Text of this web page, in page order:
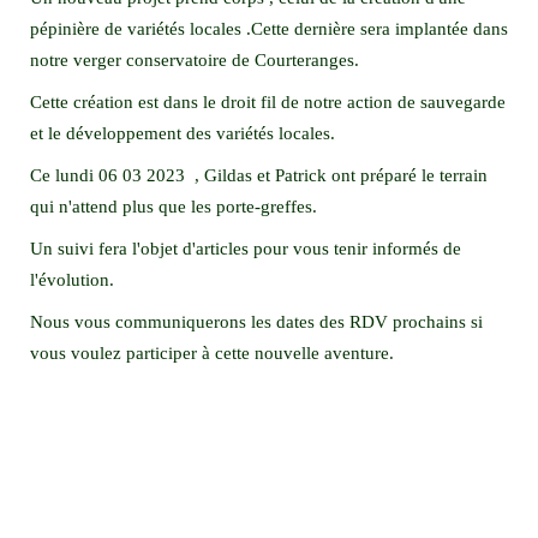
pépinière de variétés locales .Cette dernière sera implantée dans
notre verger conservatoire de Courteranges.
Cette création est dans le droit fil de notre action de sauvegarde
et le développement des variétés locales.
Ce lundi 06 03 2023 , Gildas et Patrick ont préparé le terrain
qui n'attend plus que les porte-greffes.
Un suivi fera l'objet d'articles pour vous tenir informés de
l'évolution.
Nous vous communiquerons les dates des RDV prochains si
vous voulez participer à cette nouvelle aventure.